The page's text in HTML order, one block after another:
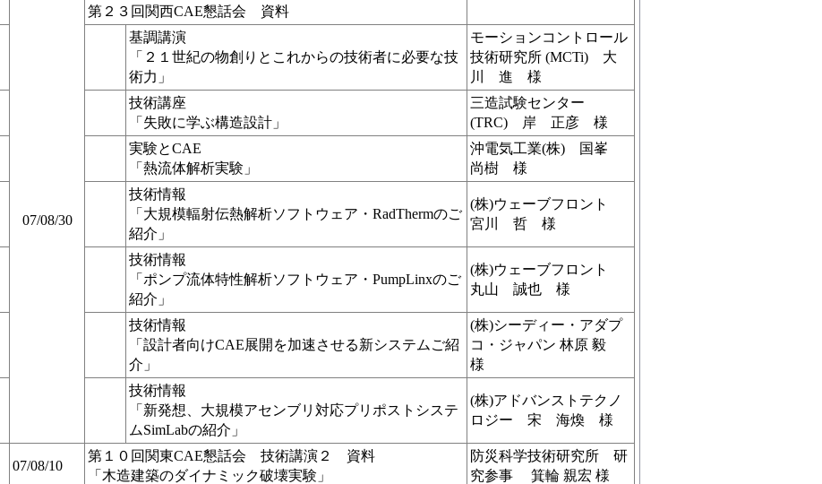
07/08/30
第２３回関西CAE懇話会 資料
基調講演
「２１世紀の物創りとこれからの技術者に必要な技
術力」
モーションコントロール
技術研究所 (MCTi) 大
川 進 様
技術講座
「失敗に学ぶ構造設計」
三造試験センター
(TRC) 岸 正彦 様
実験とCAE
「熱流体解析実験」
沖電気工業(株) 国峯
尚樹 様
技術情報
「大規模輻射伝熱解析ソフトウェア・RadThermのご
紹介」
(株)ウェーブフロント
宮川 哲 様
技術情報
「ポンプ流体特性解析ソフトウェア・PumpLinxのご
紹介」
(株)ウェーブフロント
丸山 誠也 様
技術情報
「設計者向けCAE展開を加速させる新システムご紹
介」
(株)シーディー・アダプ
コ・ジャパン 林原 毅
様
技術情報
「新発想、大規模アセンブリ対応プリポストシステ
ムSimLabの紹介」
(株)アドバンストテクノ
ロジー 宋 海煥 様
07/08/10
第１０回関東CAE懇話会 技術講演２ 資料
「木造建築のダイナミック破壊実験」
防災科学技術研究所 研
究参事 箕輪 親宏 様